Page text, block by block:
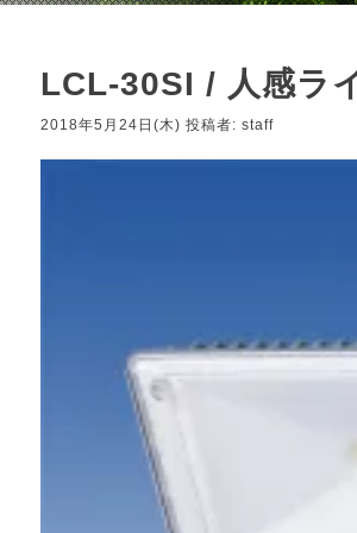
LCL-30SI / 人感ラ
2018年5月24日(木) 投稿者: staff